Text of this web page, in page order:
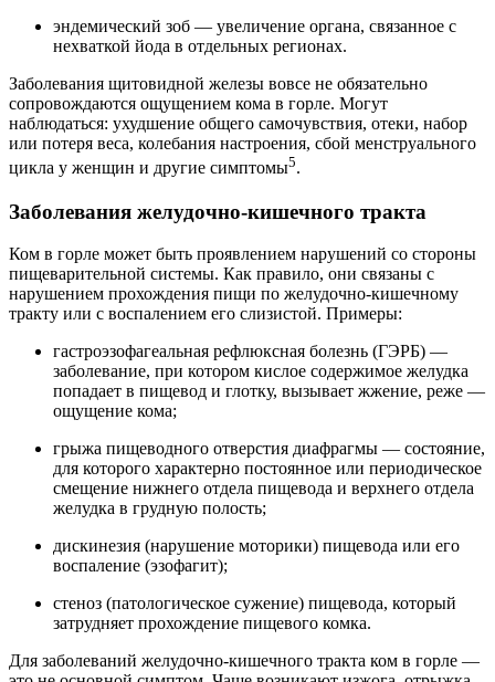
эндемический зоб — увеличение органа, связанное с
нехваткой йода в отдельных регионах.
Заболевания щитовидной железы вовсе не обязательно
сопровождаются ощущением кома в горле. Могут
наблюдаться: ухудшение общего самочувствия, отеки, набор
или потеря веса, колебания настроения, сбой менструального
цикла у женщин и другие симптомы5.
Заболевания желудочно-кишечного тракта
Ком в горле может быть проявлением нарушений со стороны
пищеварительной системы. Как правило, они связаны с
нарушением прохождения пищи по желудочно-кишечному
тракту или с воспалением его слизистой. Примеры:
гастроэзофагеальная рефлюксная болезнь (ГЭРБ) —
заболевание, при котором кислое содержимое желудка
попадает в пищевод и глотку, вызывает жжение, реже —
ощущение кома;
грыжа пищеводного отверстия диафрагмы — состояние,
для которого характерно постоянное или периодическое
смещение нижнего отдела пищевода и верхнего отдела
желудка в грудную полость;
дискинезия (нарушение моторики) пищевода или его
воспаление (эзофагит);
стеноз (патологическое сужение) пищевода, который
затрудняет прохождение пищевого комка.
Для заболеваний желудочно-кишечного тракта ком в горле —